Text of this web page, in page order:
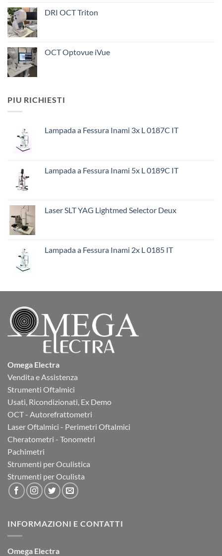
DRI OCT Triton
OCT Optovue iVue
PIU RICHIESTI
Lampada a Fessura Inami 3x L 0187C IT
Lampada a Fessura Inami 5x L 0189C IT
Laser SLT YAG Lightmed Selector Deux
Lampada a Fessura Inami 2x L 0185 IT
Omega Electra
Vendita e Assistenza
Strumenti Oftalmici
Usati, Ricondizionati, Ex Demo
OCT - Autorefrattometri
Laser Oftalmici - Perimetri Oftalmici
Cheratometri - Tonometri
Pachimetri
Strumenti per Oculistica
Strumenti per Oculista
INFORMAZIONI E CONTATTI
Omega Electra